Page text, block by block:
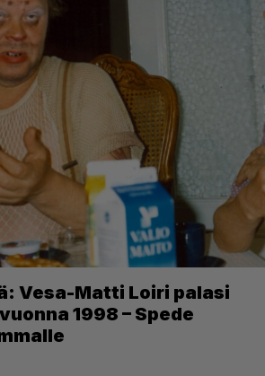
Vesa-Matti Loiri palasi
1998 – Spede